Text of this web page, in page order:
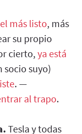
el más listo, más
su propio
cierto, ya está
socio suyo)
. —
al trapo.
Tesla y todas